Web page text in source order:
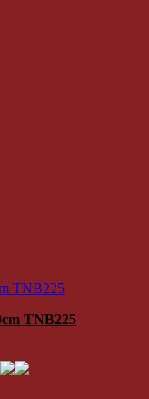
TNB225